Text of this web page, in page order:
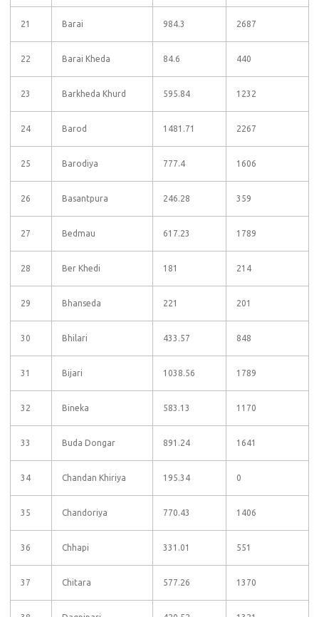
21 Barai 984.3 2687
22 Barai Kheda 84.6 440
23 Barkheda Khurd 595.84 1232
24 Barod 1481.71 2267
25 Barodiya 777.4 1606
26 Basantpura 246.28 359
27 Bedmau 617.23 1789
28 Ber Khedi 181 214
29 Bhanseda 221 201
30 Bhilari 433.57 848
31 Bijari 1038.56 1789
32 Bineka 583.13 1170
33 Buda Dongar 891.24 1641
34 Chandan Khiriya 195.34 0
35 Chandoriya 770.43 1406
36 Chhapi 331.01 551
37 Chitara 577.26 1370